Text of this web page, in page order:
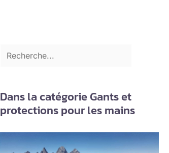
Dans la catégorie Gants et
protections pour les mains